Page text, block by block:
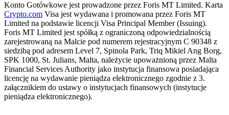
Konto Gotówkowe jest prowadzone przez Foris MT Limited. Karta
Crypto.com Visa jest wydawana i promowana przez Foris MT
Limited na podstawie licencji Visa Principal Member (Issuing).
Foris MT Limited jest spółką z ograniczoną odpowiedzialnością
zarejestrowaną na Malcie pod numerem rejestracyjnym C 90348 z
siedzibą pod adresem Level 7, Spinola Park, Triq Mikiel Ang Borg,
SPK 1000, St. Julians, Malta, należycie upoważnioną przez Malta
Financial Services Authority jako instytucja finansowa posiadająca
licencję na wydawanie pieniądza elektronicznego zgodnie z 3.
załącznikiem do ustawy o instytucjach finansowych (instytucje
pieniądza elektronicznego).